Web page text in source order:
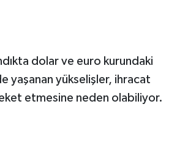
dolar ve euro kurundaki
yaşanan yükselişler, ihracat
etmesine neden olabiliyor.